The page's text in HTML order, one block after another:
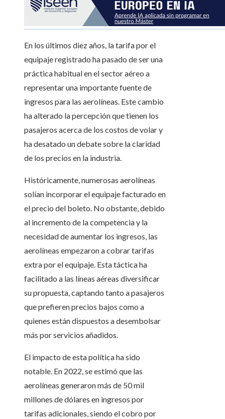
En los últimos diez años, la tarifa por el
equipaje registrado ha pasado de ser una
práctica habitual en el sector aéreo a
representar una importante fuente de
ingresos para las aerolíneas. Este cambio
ha alterado la percepción que tienen los
pasajeros acerca de los costos de volar y
ha desatado un debate sobre la claridad
de los precios en la industria.
Históricamente, numerosas aerolíneas
solían incorporar el equipaje facturado en
el precio del boleto. No obstante, debido
al incremento de la competencia y la
necesidad de aumentar los ingresos, las
aerolíneas empezaron a cobrar tarifas
extra por el equipaje. Esta táctica ha
facilitado a las líneas aéreas diversificar
su propuesta, captando tanto a pasajeros
que prefieren precios bajos como a
quienes están dispuestos a desembolsar
más por servicios añadidos.
El impacto de esta política ha sido
notable. En 2022, se estimó que las
aerolíneas generaron más de 50 mil
millones de dólares en ingresos por
tarifas adicionales, siendo el cobro por